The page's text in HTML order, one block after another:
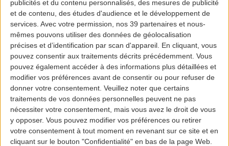
publicités et du contenu personnalisés, des mesures de publicité
et de contenu, des études d'audience et le développement de
services. Avec votre permission, nos 39 partenaires et nous-
mêmes pouvons utiliser des données de géolocalisation
précises et d’identification par scan d'appareil. En cliquant, vous
pouvez consentir aux traitements décrits précédemment. Vous
pouvez également accéder à des informations plus détaillées et
modifier vos préférences avant de consentir ou pour refuser de
donner votre consentement. Veuillez noter que certains
traitements de vos données personnelles peuvent ne pas
nécessiter votre consentement, mais vous avez le droit de vous
y opposer. Vous pouvez modifier vos préférences ou retirer
votre consentement à tout moment en revenant sur ce site et en
cliquant sur le bouton "Confidentialité" en bas de la page Web.
Vivez des aventures
12887000
Soumis par12887000lemer, 03/16/2022 - 12:06
Market
Portugal Mainland
Azores
Madeira